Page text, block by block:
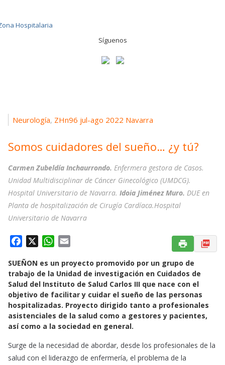
Síguenos
Neurología, ZHn96 jul-ago 2022 Navarra
Somos cuidadores del sueño… ¿y tú?
Carmen Zubeldía Inchaurrondo. Enfermera gestora de Casos.
Unidad Multidisciplinar de Cáncer Ginecológico (UMDCG).
Hospital Universitario de Navarra. Idoia Jiménez Muro. DUE en
Planta de hospitalización de Cirugía Cardíaca.Hospital
Universitario de Navarra
c
e
b
o
o
k
W
a
t
s
A
p
p
a
i
l
SUEÑON es un proyecto promovido por un grupo de
trabajo de la Unidad de investigación en Cuidados de
Salud del Instituto de Salud Carlos III que nace con el
objetivo de facilitar y cuidar el sueño de las personas
hospitalizadas. Proyecto dirigido tanto a profesionales
asistenciales de la salud como a gestores y pacientes,
así como a la sociedad en general.
Surge de la necesidad de abordar, desde los profesionales de la
salud con el liderazgo de enfermería, el problema de la